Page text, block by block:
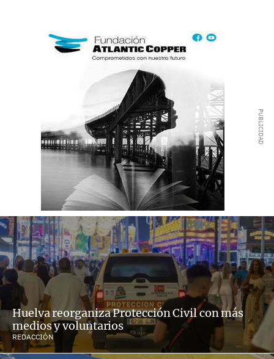
Huelva reorganiza Protección Civil con más
medios y voluntarios
REDACCIÓN